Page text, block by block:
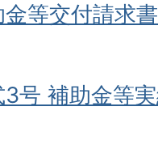
金等交付請求
3号 補助金等